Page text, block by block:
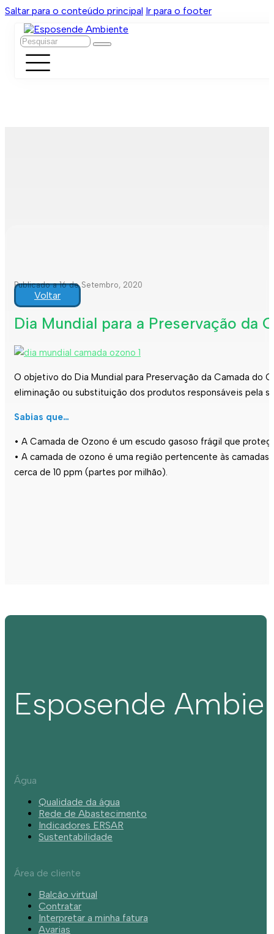
Saltar para o conteúdo principal Ir para o footer
Pesquisar
Publicado a 16 de Setembro, 2020
Voltar
Dia Mundial para a Preservação da
O objetivo do Dia Mundial para Preservação da Camada do
eliminação ou substituição dos produtos responsáveis pela
Sabias que…
• A Camada de Ozono é um escudo gasoso frágil que
• A camada de ozono é uma região pertencente às
cerca de 10 ppm (partes por milhão).
Esposende
Água
Qualidade da água
Rede de Abastecimento
Indicadores ERSAR
Sustentabilidade
Área de cliente
Balcão virtual
Contratar
Interpretar a minha fatura
Avarias